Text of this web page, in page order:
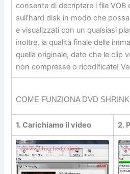
consente di decriptare i file VOB
sull’hard disk in modo che
e visualizzati con un qualsiasi
inoltre, la qualità finale delle
quella originale, dato che le clip
non compresse o ricodificate!
COME FUNZIONA DVD
1. Carichiamo il video 2.